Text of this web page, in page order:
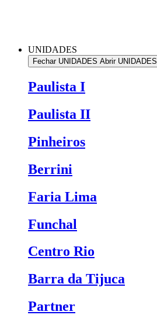
UNIDADES
Fechar UNIDADES Abrir UNIDADES
Paulista I
Paulista II
Pinheiros
Berrini
Faria Lima
Funchal
Centro Rio
Barra da Tijuca
Partner